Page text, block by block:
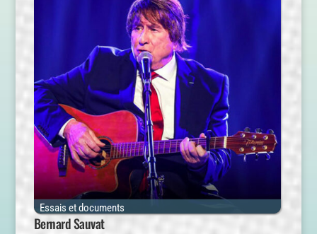
Essais et documents
Bernard Sauvat